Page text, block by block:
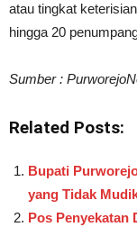
atau tingkat
hingga 20
Sumber :
Related Posts:
Bupati
yang Tidak
Pos Penyekatan